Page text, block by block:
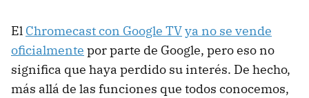
El Chromecast con Google TVya no se vende
oficialmente por parte de Google, pero eso no
significa que haya perdido su interés. De hecho,
más allá de las funciones que todos conocemos,